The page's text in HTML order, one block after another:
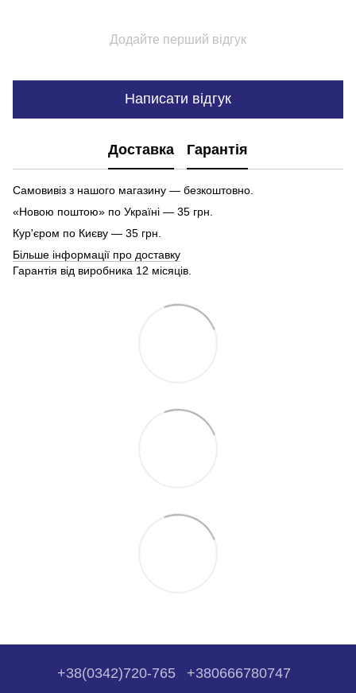
Додайте перший відгук
Написати відгук
Доставка Гарантія
Самовивіз з нашого магазину — безкоштовно.
«Новою поштою» по Україні — 35 грн.
Кур'єром по Києву — 35 грн.
Більше інформації про доставку
Гарантія від виробника 12 місяців.
+38(0342)720-765 +380666780747